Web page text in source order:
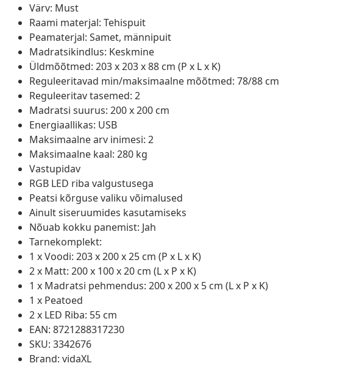
Värv: Must
Raami materjal: Tehispuit
Peamaterjal: Samet, männipuit
Madratsikindlus: Keskmine
Üldmõõtmed: 203 x 203 x 88 cm (P x L x K)
Reguleeritavad min/maksimaalne mõõtmed: 78/88 cm
Reguleeritav tasemed: 2
Madratsi suurus: 200 x 200 cm
Energiaallikas: USB
Maksimaalne arv inimesi: 2
Maksimaalne kaal: 280 kg
Vastupidav
RGB LED riba valgustusega
Peatsi kõrguse valiku võimalused
Ainult siseruumides kasutamiseks
Nõuab kokku panemist: Jah
Tarnekomplekt:
1 x Voodi: 203 x 200 x 25 cm (P x L x K)
2 x Matt: 200 x 100 x 20 cm (L x P x K)
1 x Madratsi pehmendus: 200 x 200 x 5 cm (L x P x K)
1 x Peatoed
2 x LED Riba: 55 cm
EAN: 8721288317230
SKU: 3342676
Brand: vidaXL